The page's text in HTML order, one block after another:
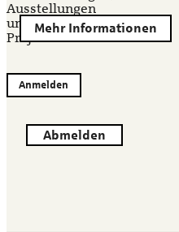
Ausstellungen
und
Projekten.
Anmelden
Abmelden
Mehr Informationen